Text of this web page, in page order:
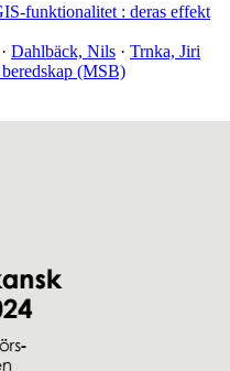
funktionalitet : deras effekt
· Dahlbäck, Nils · Trnka, Jiri
(MSB)